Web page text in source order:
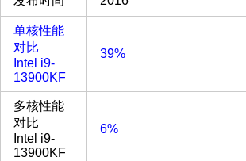
单核性能
对比
Intel i9-
13900KF
39%
多核性能
对比
Intel i9-
13900KF
6%